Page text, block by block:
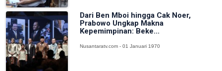
Dari Ben Mboi hingga Cak Noer,
Prabowo Ungkap Makna
Kepemimpinan: Beke...
Nusantaratv.com - 01 Januari 1970